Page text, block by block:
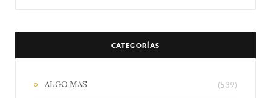
CATEGORÍAS
ALGO MAS (539)